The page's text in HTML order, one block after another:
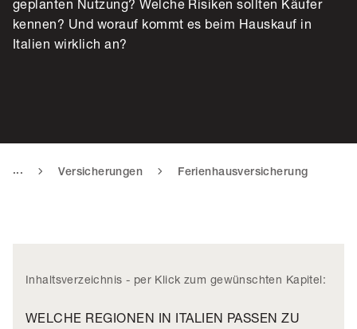
geplanten Nutzung? Welche Risiken sollten Käufer
kennen? Und worauf kommt es beim Hauskauf in
Italien wirklich an?
... Versicherungen Ferienhausversicherung
Inhaltsverzeichnis - per Klick zum gewünschten Kapitel:
WELCHE REGIONEN IN ITALIEN PASSEN ZU